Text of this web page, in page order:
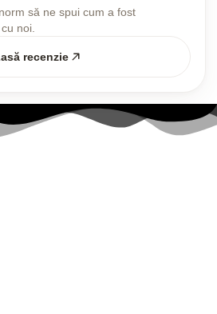
să ne spui cum a fost
noi.
recenzie